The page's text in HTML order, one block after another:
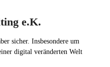
e.K.
sicher. Insbesondere um
digital veränderten Welt